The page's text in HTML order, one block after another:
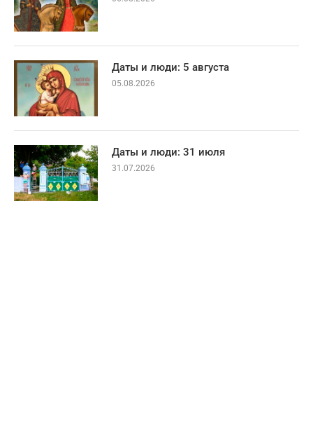
Даты и люди: 5 августа
05.08.2026
Даты и люди: 31 июля
31.07.2026